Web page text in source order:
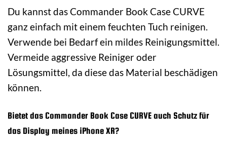
Du kannst das Commander Book Case CURVE
ganz einfach mit einem feuchten Tuch reinigen.
Verwende bei Bedarf ein mildes Reinigungsmittel.
Vermeide aggressive Reiniger oder
Lösungsmittel, da diese das Material beschädigen
können.
Bietet das Commander Book Case CURVE auch Schutz für
das Display meines iPhone XR?